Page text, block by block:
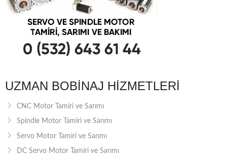
UZMAN BOBINAJ HIZMETLERI
CNC Motor Tamiri ve Sarımı
Spindle Motor Tamiri ve Sarımı
Servo Motor Tamiri ve Sarımı
DC Servo Motor Tamiri ve Sarımı